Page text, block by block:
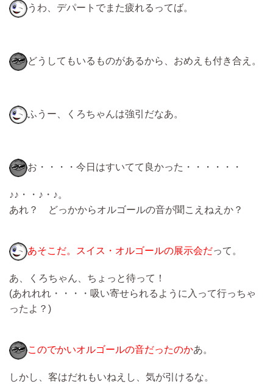
うわ、デパートでまた疲れるってば。
どうしてもいるものがあるから、おめえも付き合え。
ふうー、くろちゃんは強引だなあ。
お・・・・今日はすいてて良かった・・・・・・
♪♪・・♪・♪。
あれ？ どっかからオルゴールの音が聞こえねえか？
あそこだ。スイス・オルゴールの展示会だって。
あ、くろちゃん、ちょっと待って！
(あれれれ・・・・吸い寄せられるように入って行っちゃ
ったよ？)
このでかいオルゴールの音だったのかあ。
しかし、客はだれもいねえし、気が引けるな。